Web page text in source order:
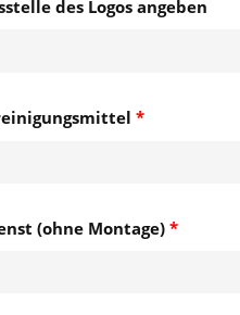
des Logos angeben
*
*
(ohne Montage)